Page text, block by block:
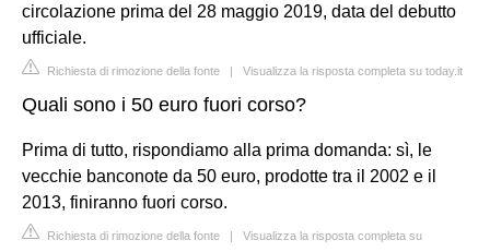
circolazione prima del 28 maggio 2019, data del debutto
ufficiale.
Richiesta di rimozione della fonte | Visualizza la risposta completa su today.it
Quali sono i 50 euro fuori corso?
Prima di tutto, rispondiamo alla prima domanda: sì, le
vecchie banconote da 50 euro, prodotte tra il 2002 e il
2013, finiranno fuori corso.
Richiesta di rimozione della fonte | Visualizza la risposta completa su